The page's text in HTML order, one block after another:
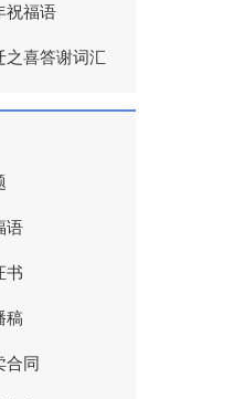
祝福语
之喜答谢词汇
语
书
稿
合同